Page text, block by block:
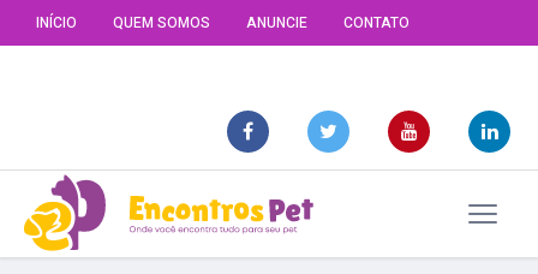
INÍCIO QUEM SOMOS ANUNCIE CONTATO